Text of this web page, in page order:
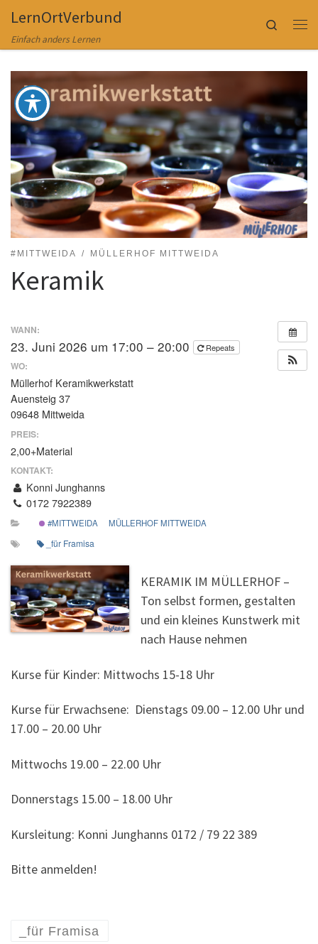
Zum Inhalt springen
LernOrtVerbund
Einfach anders Lernen
Search
#MITTWEIDA MÜLLERHOF MITTWEIDA
Keramik
WANN:
23. Juni 2026 um 17:00 – 20:00 Repeats
WO:
Müllerhof Keramikwerkstatt
Auensteig 37
09648 Mittweida
PREIS:
2,00+Material
KONTAKT:
Konni Junghanns
0172 7922389
#MITTWEIDA MÜLLERHOF MITTWEIDA
_für Framisa
KERAMIK IM MÜLLERHOF –
Ton selbst formen, gestalten
und ein kleines Kunstwerk mit
nach Hause nehmen
Kurse für Kinder: Mittwochs 15-18 Uhr
Kurse für Erwachsene: Dienstags 09.00 – 12.00 Uhr und
17.00 – 20.00 Uhr
Mittwochs 19.00 – 22.00 Uhr
Donnerstags 15.00 – 18.00 Uhr
Kursleitung: Konni Junghanns 0172 / 79 22 389
Bitte anmelden!
_für Framisa